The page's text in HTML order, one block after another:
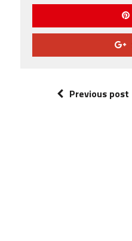
Previous post